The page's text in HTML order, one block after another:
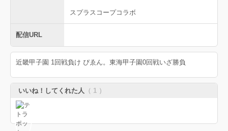
スプラスコープコラボ
配信URL
近畿甲子園 1回戦負け ぴゑん。東海甲子園0回戦いざ勝負
いいね！してくれた人 （ 1 ）